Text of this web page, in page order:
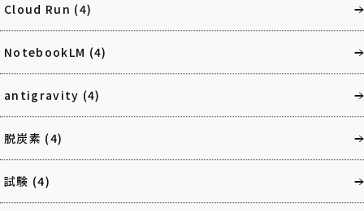
Cloud Run (4)
NotebookLM (4)
antigravity (4)
脱炭素 (4)
試験 (4)